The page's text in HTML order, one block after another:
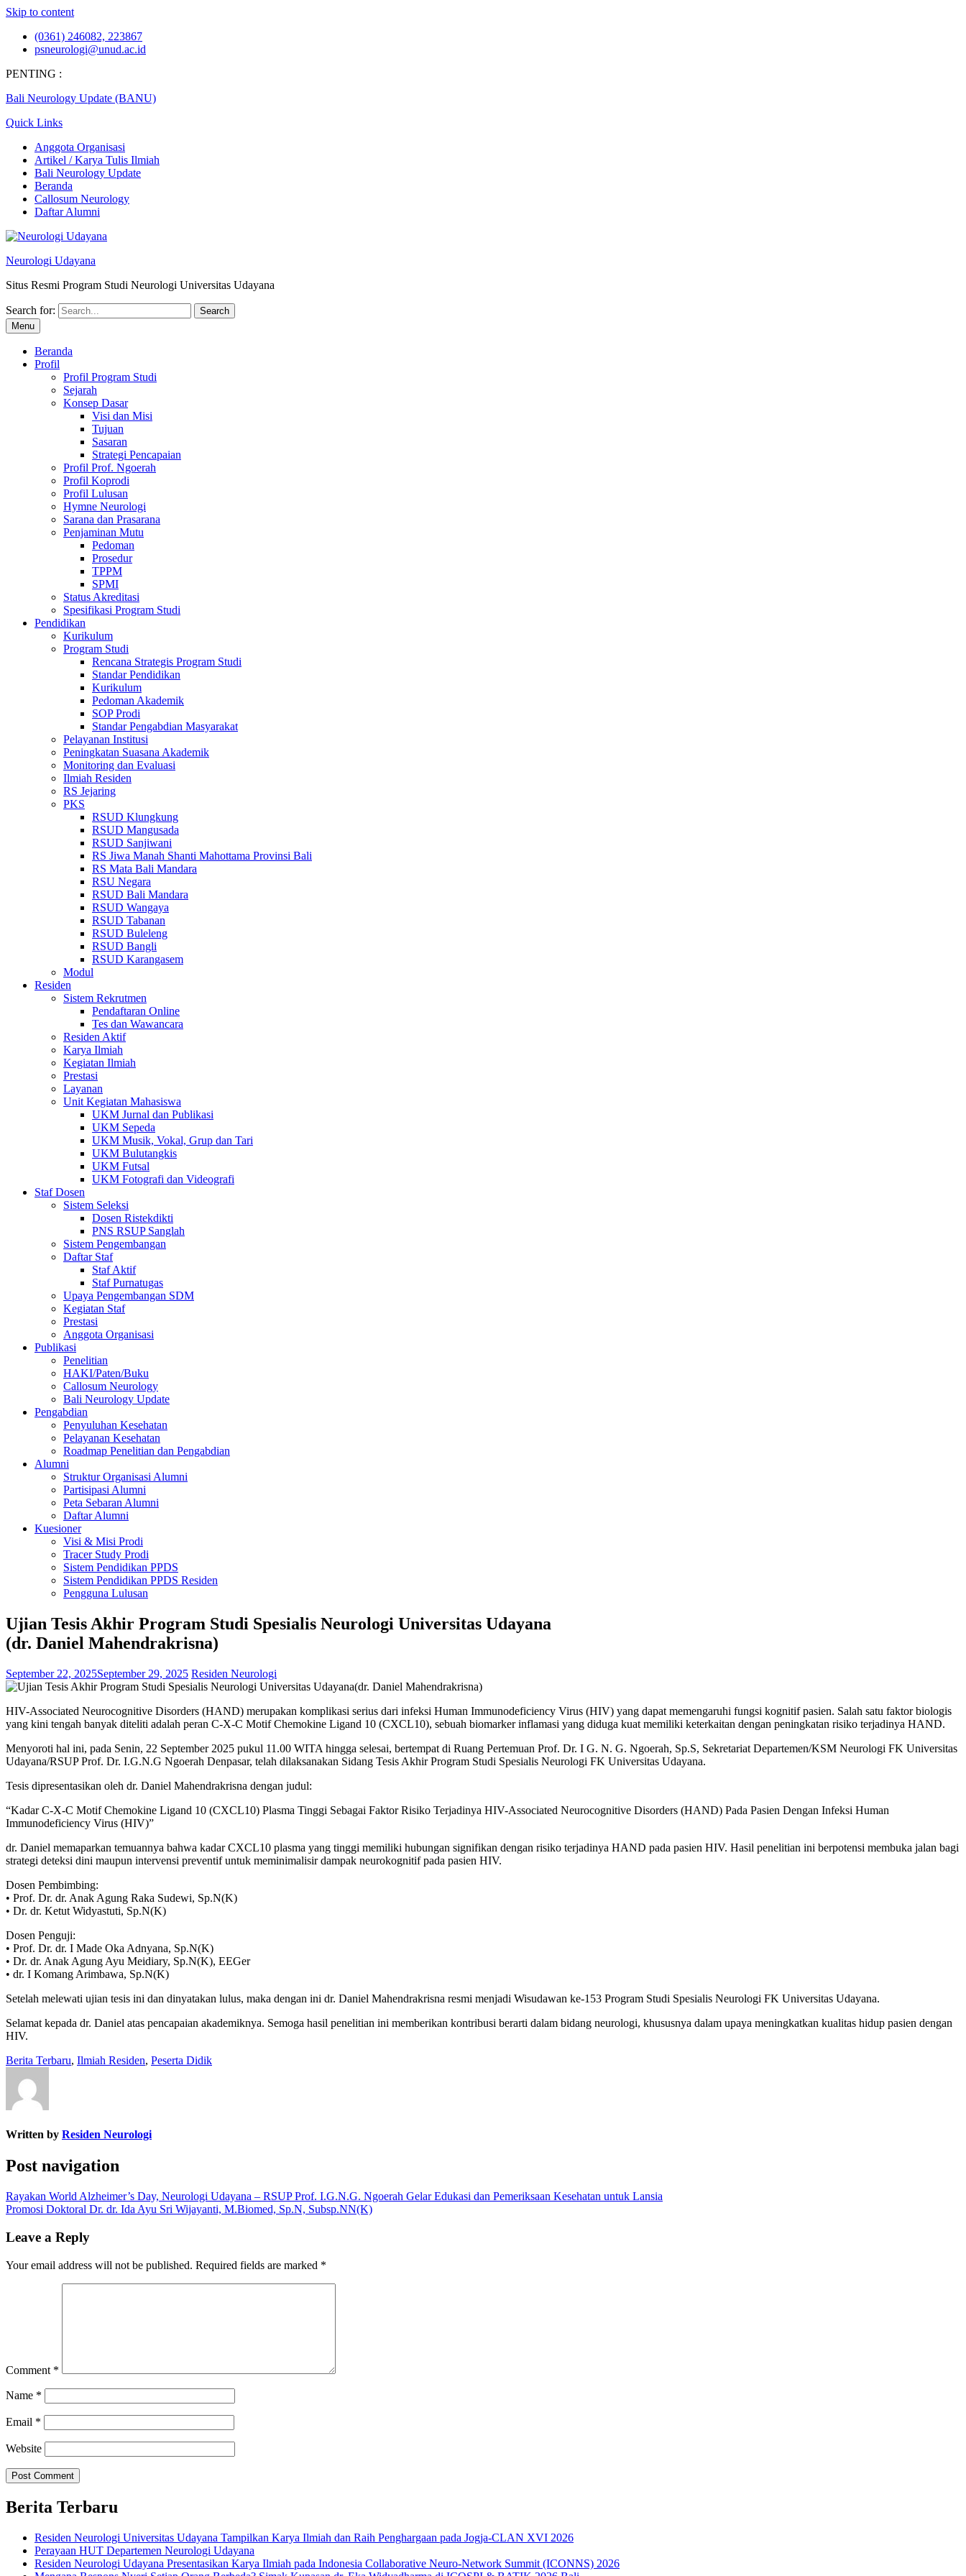
Skip to content
(0361) 246082, 223867
psneurologi@unud.ac.id
PENTING :
Bali Neurology Update (BANU)
Quick Links
Anggota Organisasi
Artikel / Karya Tulis Ilmiah
Bali Neurology Update
Beranda
Callosum Neurology
Daftar Alumni
Neurologi Udayana
Situs Resmi Program Studi Neurologi Universitas Udayana
Search for:
Menu
Beranda
Profil
Profil Program Studi
Sejarah
Konsep Dasar
Visi dan Misi
Tujuan
Sasaran
Strategi Pencapaian
Profil Prof. Ngoerah
Profil Koprodi
Profil Lulusan
Hymne Neurologi
Sarana dan Prasarana
Penjaminan Mutu
Pedoman
Prosedur
TPPM
SPMI
Status Akreditasi
Spesifikasi Program Studi
Pendidikan
Kurikulum
Program Studi
Rencana Strategis Program Studi
Standar Pendidikan
Kurikulum
Pedoman Akademik
SOP Prodi
Standar Pengabdian Masyarakat
Pelayanan Institusi
Peningkatan Suasana Akademik
Monitoring dan Evaluasi
Ilmiah Residen
RS Jejaring
PKS
RSUD Klungkung
RSUD Mangusada
RSUD Sanjiwani
RS Jiwa Manah Shanti Mahottama Provinsi Bali
RS Mata Bali Mandara
RSU Negara
RSUD Bali Mandara
RSUD Wangaya
RSUD Tabanan
RSUD Buleleng
RSUD Bangli
RSUD Karangasem
Modul
Residen
Sistem Rekrutmen
Pendaftaran Online
Tes dan Wawancara
Residen Aktif
Karya Ilmiah
Kegiatan Ilmiah
Prestasi
Layanan
Unit Kegiatan Mahasiswa
UKM Jurnal dan Publikasi
UKM Sepeda
UKM Musik, Vokal, Grup dan Tari
UKM Bulutangkis
UKM Futsal
UKM Fotografi dan Videografi
Staf Dosen
Sistem Seleksi
Dosen Ristekdikti
PNS RSUP Sanglah
Sistem Pengembangan
Daftar Staf
Staf Aktif
Staf Purnatugas
Upaya Pengembangan SDM
Kegiatan Staf
Prestasi
Anggota Organisasi
Publikasi
Penelitian
HAKI/Paten/Buku
Callosum Neurology
Bali Neurology Update
Pengabdian
Penyuluhan Kesehatan
Pelayanan Kesehatan
Roadmap Penelitian dan Pengabdian
Alumni
Struktur Organisasi Alumni
Partisipasi Alumni
Peta Sebaran Alumni
Daftar Alumni
Kuesioner
Visi & Misi Prodi
Tracer Study Prodi
Sistem Pendidikan PPDS
Sistem Pendidikan PPDS Residen
Pengguna Lulusan
Ujian Tesis Akhir Program Studi Spesialis Neurologi Universitas Udayana
(dr. Daniel Mahendrakrisna)
September 22, 2025September 29, 2025 Residen Neurologi
HIV-Associated Neurocognitive Disorders (HAND) merupakan komplikasi serius dari infeksi Human Immunodeficiency Virus (HIV) yang dapat memengaruhi fungsi kognitif pasien. Salah satu faktor biologis
yang kini tengah banyak diteliti adalah peran C-X-C Motif Chemokine Ligand 10 (CXCL10), sebuah biomarker inflamasi yang diduga kuat memiliki keterkaitan dengan peningkatan risiko terjadinya HAND.
Menyoroti hal ini, pada Senin, 22 September 2025 pukul 11.00 WITA hingga selesai, bertempat di Ruang Pertemuan Prof. Dr. I G. N. G. Ngoerah, Sp.S, Sekretariat Departemen/KSM Neurologi FK Universitas
Udayana/RSUP Prof. Dr. I.G.N.G Ngoerah Denpasar, telah dilaksanakan Sidang Tesis Akhir Program Studi Spesialis Neurologi FK Universitas Udayana.
Tesis dipresentasikan oleh dr. Daniel Mahendrakrisna dengan judul:
“Kadar C-X-C Motif Chemokine Ligand 10 (CXCL10) Plasma Tinggi Sebagai Faktor Risiko Terjadinya HIV-Associated Neurocognitive Disorders (HAND) Pada Pasien Dengan Infeksi Human
Immunodeficiency Virus (HIV)”
dr. Daniel memaparkan temuannya bahwa kadar CXCL10 plasma yang tinggi memiliki hubungan signifikan dengan risiko terjadinya HAND pada pasien HIV. Hasil penelitian ini berpotensi membuka jalan bagi
strategi deteksi dini maupun intervensi preventif untuk meminimalisir dampak neurokognitif pada pasien HIV.
Dosen Pembimbing:
•⁠ ⁠Prof. Dr. dr. Anak Agung Raka Sudewi, Sp.N(K)
•⁠ ⁠Dr. dr. Ketut Widyastuti, Sp.N(K)
Dosen Penguji:
•⁠ ⁠Prof. Dr. dr. I Made Oka Adnyana, Sp.N(K)
•⁠ ⁠Dr. dr. Anak Agung Ayu Meidiary, Sp.N(K), EEGer
•⁠ ⁠dr. I Komang Arimbawa, Sp.N(K)
Setelah melewati ujian tesis ini dan dinyatakan lulus, maka dengan ini dr. Daniel Mahendrakrisna resmi menjadi Wisudawan ke-153 Program Studi Spesialis Neurologi FK Universitas Udayana.
Selamat kepada dr. Daniel atas pencapaian akademiknya. Semoga hasil penelitian ini memberikan kontribusi berarti dalam bidang neurologi, khususnya dalam upaya meningkatkan kualitas hidup pasien dengan
HIV.
Berita Terbaru, Ilmiah Residen, Peserta Didik
Written by Residen Neurologi
Post navigation
Rayakan World Alzheimer’s Day, Neurologi Udayana – RSUP Prof. I.G.N.G. Ngoerah Gelar Edukasi dan Pemeriksaan Kesehatan untuk Lansia
Promosi Doktoral Dr. dr. Ida Ayu Sri Wijayanti, M.Biomed, Sp.N, Subsp.NN(K)
Leave a Reply
Your email address will not be published. Required fields are marked *
Comment *
Name *
Email *
Website
Berita Terbaru
Residen Neurologi Universitas Udayana Tampilkan Karya Ilmiah dan Raih Penghargaan pada Jogja-CLAN XVI 2026
Perayaan HUT Departemen Neurologi Udayana
Residen Neurologi Udayana Presentasikan Karya Ilmiah pada Indonesia Collaborative Neuro-Network Summit (ICONNS) 2026